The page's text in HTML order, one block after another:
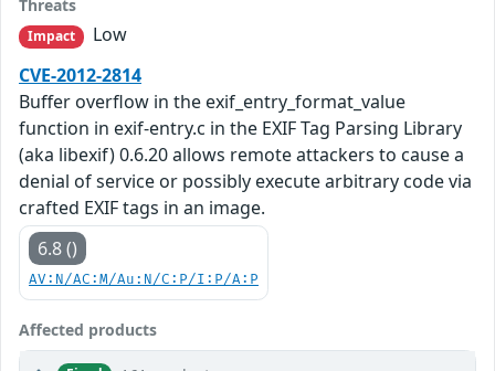
Threats
Impact
Low
CVE-2012-2814
Buffer overflow in the exif_entry_format_value
function in exif-entry.c in the EXIF Tag Parsing Library
(aka libexif) 0.6.20 allows remote attackers to cause a
denial of service or possibly execute arbitrary code via
crafted EXIF tags in an image.
6.8 ()
AV:N/AC:M/Au:N/C:P/I:P/A:P
Affected products